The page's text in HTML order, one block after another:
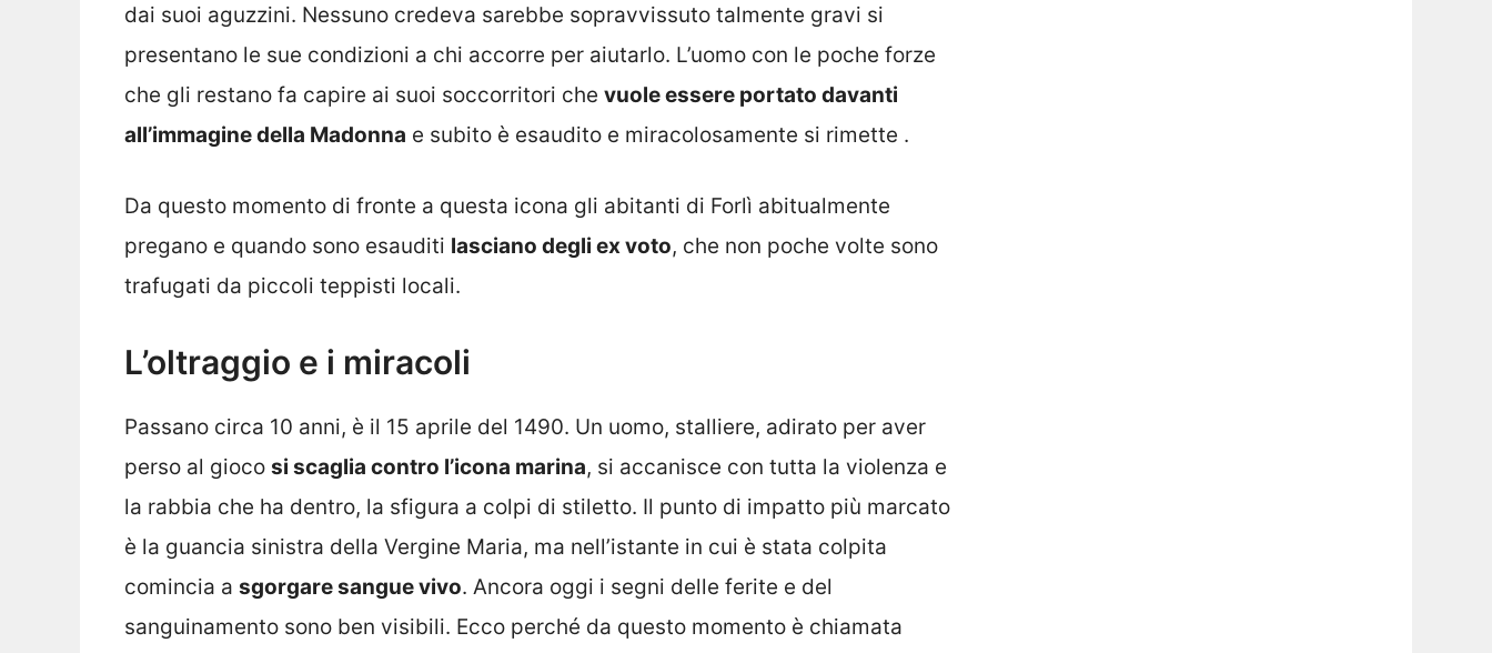
dai suoi aguzzini. Nessuno credeva sarebbe sopravvissuto talmente gravi si
presentano le sue condizioni a chi accorre per aiutarlo. L’uomo con le poche forze
che gli restano fa capire ai suoi soccorritori che vuole essere portato davanti
all’immagine della Madonna e subito è esaudito e miracolosamente si rimette .
Da questo momento di fronte a questa icona gli abitanti di Forlì abitualmente
pregano e quando sono esauditi lasciano degli ex voto, che non poche volte sono
trafugati da piccoli teppisti locali.
L’oltraggio e i miracoli
Passano circa 10 anni, è il 15 aprile del 1490. Un uomo, stalliere, adirato per aver
perso al gioco si scaglia contro l’icona marina, si accanisce con tutta la violenza e
la rabbia che ha dentro, la sfigura a colpi di stiletto. Il punto di impatto più marcato
è la guancia sinistra della Vergine Maria, ma nell’istante in cui è stata colpita
comincia a sgorgare sangue vivo. Ancora oggi i segni delle ferite e del
sanguinamento sono ben visibili. Ecco perché da questo momento è chiamata